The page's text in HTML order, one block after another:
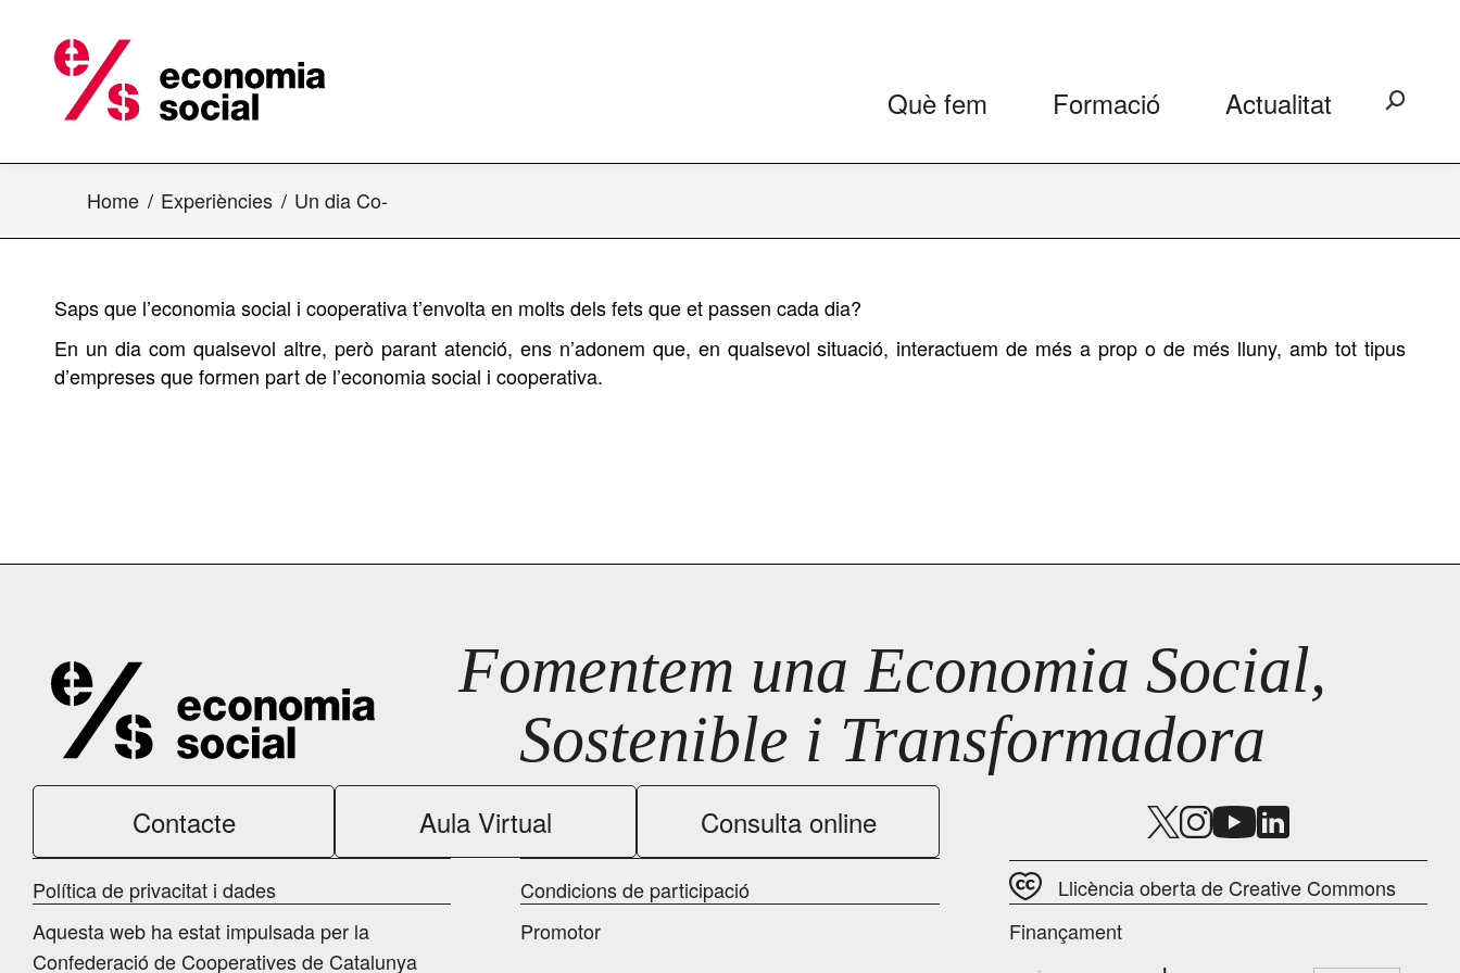
Què fem Formació Actualitat Search:
Home Experiències Un dia Co-
Saps que l’economia social i cooperativa t’envolta en molts dels fets que et passen cada dia?
En un dia com qualsevol altre, però parant atenció, ens n’adonem que, en qualsevol situació, interactuem de més a prop o de més lluny, amb tot tipus
d’empreses que formen part de l’economia social i cooperativa.
Fomentem una Economia Social,
Sostenible i Transformadora
Contacte Aula Virtual Consulta online
Política de privacitat i dades Condicions de participació
Llicència oberta de Creative Commons
Aquesta web ha estat impulsada per la
Confederació de Cooperatives de Catalunya
Promotor Finançament